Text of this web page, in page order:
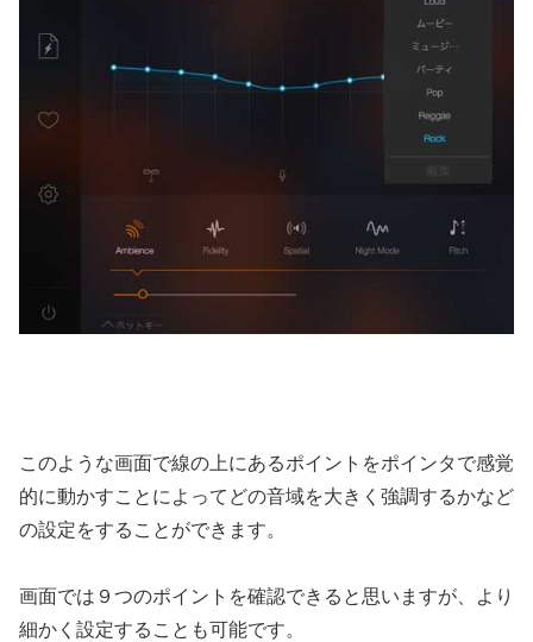
このような画面で線の上にあるポイントをポインタで感覚
的に動かすことによってどの音域を大きく強調するかなど
の設定をすることができます。
画面では９つのポイントを確認できると思いますが、より
細かく設定することも可能です。